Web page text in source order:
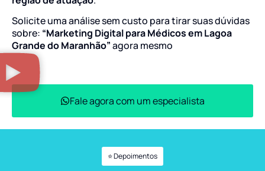
Solicite uma análise sem custo para tirar suas dúvidas
sobre: “Marketing Digital para Médicos em Lagoa
Grande do Maranhão”agora mesmo
Fale agora com um especialista
⭐ Depoimentos